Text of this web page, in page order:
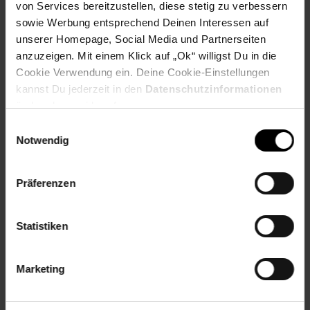
von Services bereitzustellen, diese stetig zu verbessern
sowie Werbung entsprechend Deinen Interessen auf
unserer Homepage, Social Media und Partnerseiten
anzuzeigen. Mit einem Klick auf „Ok“ willigst Du in die
Cookie Verwendung ein. Deine Cookie-Einstellungen
kannst Du jederzeit in den Datenschutzinformationen
ändern bzw. widerrufen.
Notwendig
Präferenzen
Statistiken
Marketing
abstimmen können. Zudem können Sie den
speziellen Impulsmodus verwenden.
Artikelnummer: 3094172000
EAN: 8592131308862
Artikel gehört zur Kategorie:Küchenmaschinen